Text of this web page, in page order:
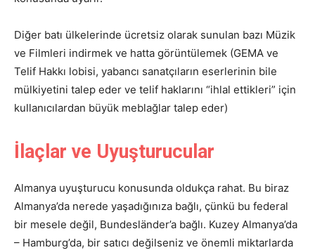
Diğer batı ülkelerinde ücretsiz olarak sunulan bazı Müzik
ve Filmleri indirmek ve hatta görüntülemek (GEMA ve
Telif Hakkı lobisi, yabancı sanatçıların eserlerinin bile
mülkiyetini talep eder ve telif haklarını “ihlal ettikleri” için
kullanıcılardan büyük meblağlar talep eder)
İlaçlar ve Uyuşturucular
Almanya uyuşturucu konusunda oldukça rahat. Bu biraz
Almanya’da nerede yaşadığınıza bağlı, çünkü bu federal
bir mesele değil, Bundesländer’a bağlı. Kuzey Almanya’da
– Hamburg’da, bir satıcı değilseniz ve önemli miktarlarda